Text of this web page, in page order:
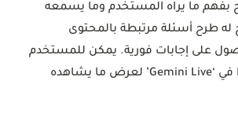
بفهم ما يراه المستخدم وما يسمعه
له طرح أسئلة مرتبطة بالمحتوى
على إجابات فورية. يمكن للمستخدم
مشاركة الكاميرا في ‘Gemini Live’ لعرض ما يشاهده